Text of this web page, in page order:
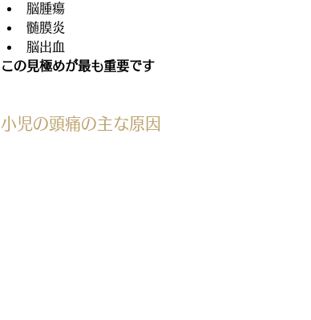
脳腫瘍
髄膜炎
脳出血
この見極めが最も重要です
小児の頭痛の主な原因